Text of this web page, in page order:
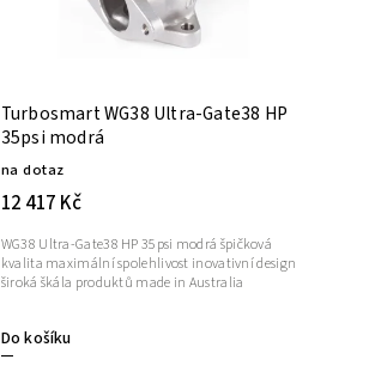
Turbosmart WG38 Ultra-Gate38 HP
35psi modrá
na dotaz
12 417 Kč
Do košíku
WG38 Ultra-Gate38 HP 35psi modrá špičková
kvalita maximální spolehlivost inovativní design
široká škála produktů made in Australia